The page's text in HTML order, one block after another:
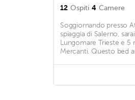
12 Ospiti 4 Camere
Soggiornando presso
spiaggia di Salerno,
Lungomare Trieste e 5
Mercanti. Questo bed